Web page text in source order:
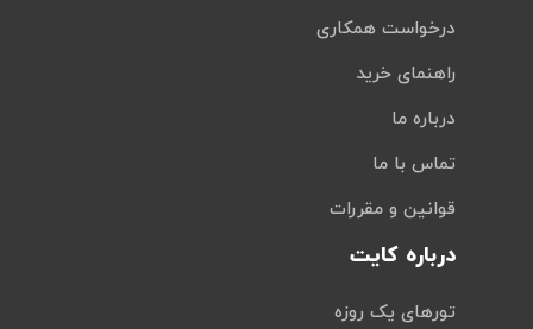
درخواست همکاری
راهنمای خرید
درباره ما
تماس با ما
قوانین و مقررات
درباره کایت
تورهای یک روزه